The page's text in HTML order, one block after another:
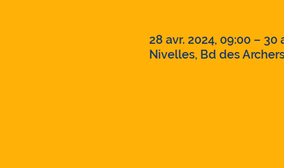
28 avr. 2024, 09:00 – 30
Nivelles, Bd des